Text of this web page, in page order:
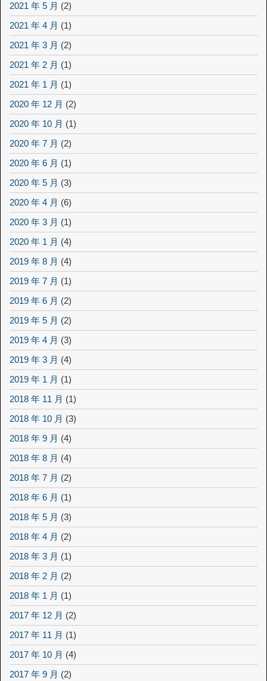
2021 年 5 月 (2)
2021 年 4 月 (1)
2021 年 3 月 (2)
2021 年 2 月 (1)
2021 年 1 月 (1)
2020 年 12 月 (2)
2020 年 10 月 (1)
2020 年 7 月 (2)
2020 年 6 月 (1)
2020 年 5 月 (3)
2020 年 4 月 (6)
2020 年 3 月 (1)
2020 年 1 月 (4)
2019 年 8 月 (4)
2019 年 7 月 (1)
2019 年 6 月 (2)
2019 年 5 月 (2)
2019 年 4 月 (3)
2019 年 3 月 (4)
2019 年 1 月 (1)
2018 年 11 月 (1)
2018 年 10 月 (3)
2018 年 9 月 (4)
2018 年 8 月 (4)
2018 年 7 月 (2)
2018 年 6 月 (1)
2018 年 5 月 (3)
2018 年 4 月 (2)
2018 年 3 月 (1)
2018 年 2 月 (2)
2018 年 1 月 (1)
2017 年 12 月 (2)
2017 年 11 月 (1)
2017 年 10 月 (4)
2017 年 9 月 (2)